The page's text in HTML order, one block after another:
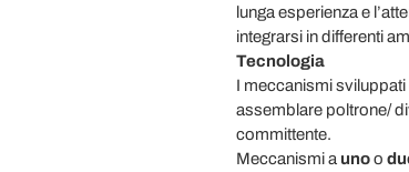
lunga esperienza e
integrarsi in differenti
Tecnologia
I meccanismi
assemblare poltrone/
committente.
Meccanismi a unoo